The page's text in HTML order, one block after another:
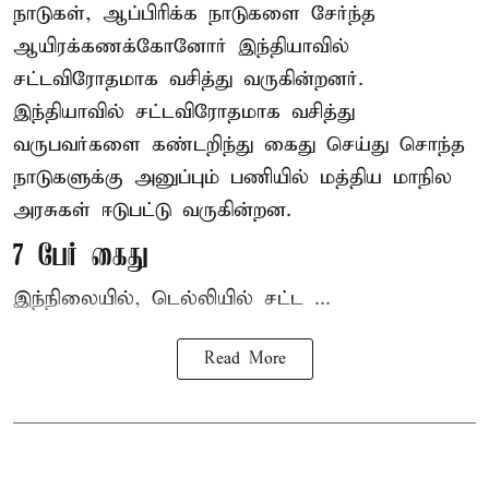
நாடுகள், ஆப்பிரிக்க நாடுகளை சேர்ந்த
ஆயிரக்கணக்கோனோர் இந்தியாவில்
சட்டவிரோதமாக வசித்து வருகின்றனர்.
இந்தியாவில் சட்டவிரோதமாக வசித்து
வருபவர்களை கண்டறிந்து கைது செய்து சொந்த
நாடுகளுக்கு அனுப்பும் பணியில் மத்திய மாநில
அரசுகள் ஈடுபட்டு வருகின்றன.
7 பேர் கைது
இந்நிலையில், டெல்லியில் சட்ட ...
Read More